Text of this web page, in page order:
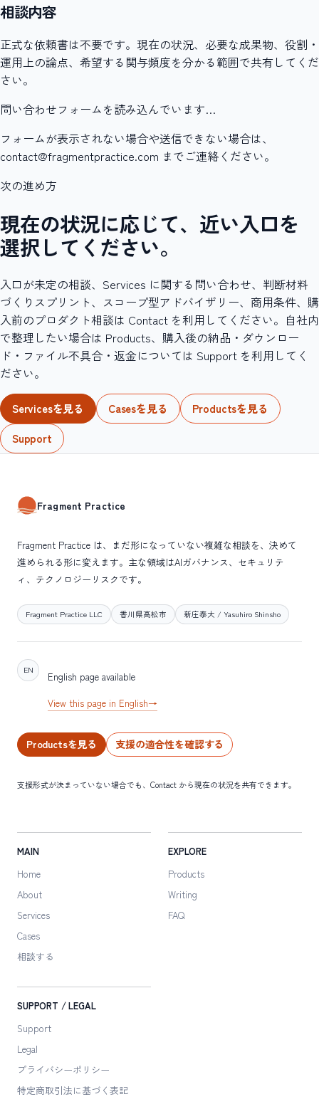
相談内容
正式な依頼書は不要です。現在の状況、必要な成果物、役割・
運用上の論点、希望する関与頻度を分かる範囲で共有してくだ
さい。
問い合わせフォームを読み込んでいます…
フォームが表示されない場合や送信できない場合は、
contact@fragmentpractice.com までご連絡ください。
次の進め方
現在の状況に応じて、近い入口を
選択してください。
入口が未定の相談、Services に関する問い合わせ、判断材料
づくりスプリント、スコープ型アドバイザリー、商用条件、購
入前のプロダクト相談は Contact を利用してください。自社内
で整理したい場合は Products、購入後の納品・ダウンロー
ド・ファイル不具合・返金については Support を利用してく
ださい。
Servicesを見る Casesを見る
Productsを見る
Support
Fragment Practice
Fragment Practice は、まだ形になっていない複雑な相談を、決めて
進められる形に変えます。主な領域はAIガバナンス、セキュリテ
ィ、テクノロジーリスクです。
Fragment Practice LLC 香川県高松市 新庄泰大 / Yasuhiro Shinsho
EN
English page available
View this page in English→
Productsを見る 支援の適合性を確認する
支援形式が決まっていない場合でも、Contact から現在の状況を共有できます。
MAIN
Home
About
Services
Cases
相談する
EXPLORE
Products
Writing
FAQ
SUPPORT / LEGAL
Support
Legal
プライバシーポリシー
特定商取引法に基づく表記